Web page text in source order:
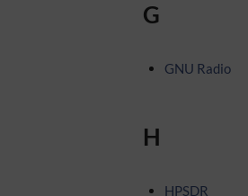
G
GNU Radio
H
HPSDR